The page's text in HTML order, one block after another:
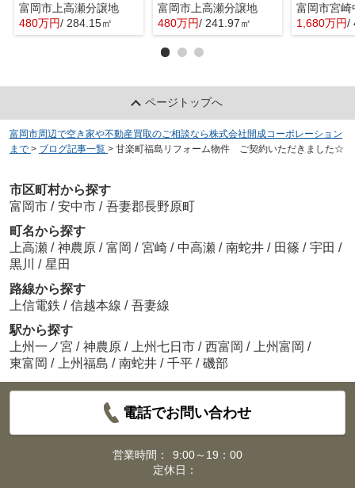
富岡市上高瀬分譲地
480万円/ 284.15㎡
富岡市上高瀬分譲地
480万円/ 241.97㎡
富岡市宮崎
1,680万円/
ページトップへ
富岡市周辺で空き家や不動産買取のご相談なら株式会社開成コーポレーション
まで > ブログ記事一覧 > 甘楽町福島リフォーム物件 ご契約いただきました☆
市区町村から探す
富岡市 / 安中市 / 吾妻郡長野原町
町名から探す
上高瀬 / 神農原 / 富岡 / 宮崎 / 中高瀬 / 南蛇井 / 田篠 / 宇田 /
黒川 / 星田
路線から探す
上信電鉄 / 信越本線 / 吾妻線
駅から探す
上州一ノ宮 / 神農原 / 上州七日市 / 西富岡 / 上州富岡 /
東富岡 / 上州福島 / 南蛇井 / 千平 / 磯部
電話でお問い合わせ
営業時間：
9:00～19：00
定休日：